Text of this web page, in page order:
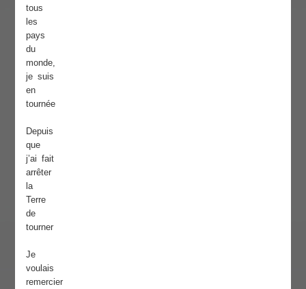
tous
les
pays
du
monde,
je suis
en
tournée
Depuis
que
j’ai fait
arrêter
la
Terre
de
tourner
Je
voulais
remercier